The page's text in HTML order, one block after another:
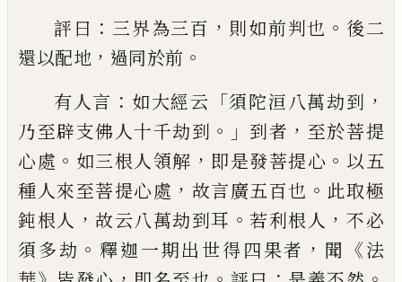
評曰 ： 三界為三百 ， 則如前判也 。 後二
還以配地 ， 過同於前 。
有人言 ： 如大經云 「須陀洹八萬劫到 ，
乃至辟支佛人十千劫到 。」 到者 ， 至於菩提
心處 。 如三根人領解 ， 即是發菩提心 。 以五
種人來至菩提心處 ， 故言廣五百也 。 此取極
鈍根人 ，故云八萬劫到耳 。若利根人 ，不必
須多劫 。釋迦一期出世得四果者 ， 聞 《法